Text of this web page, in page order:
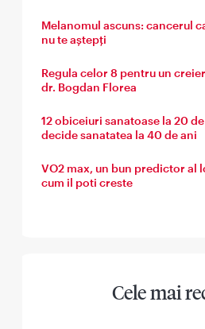
Melanomul ascuns: cancerul
nu te aștepți
Regula celor 8 pentru un
dr. Bogdan Florea
12 obiceiuri sanatoase la 20
decide sanatatea la 40 de ani
VO2 max, un bun predictor al
cum il poti creste
Cele mai